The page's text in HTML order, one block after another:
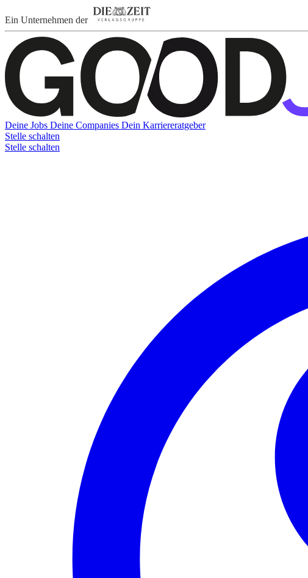
Ein Unternehmen der
Deine Jobs Deine Companies Dein Karriereratgeber
Stelle schalten
Stelle schalten